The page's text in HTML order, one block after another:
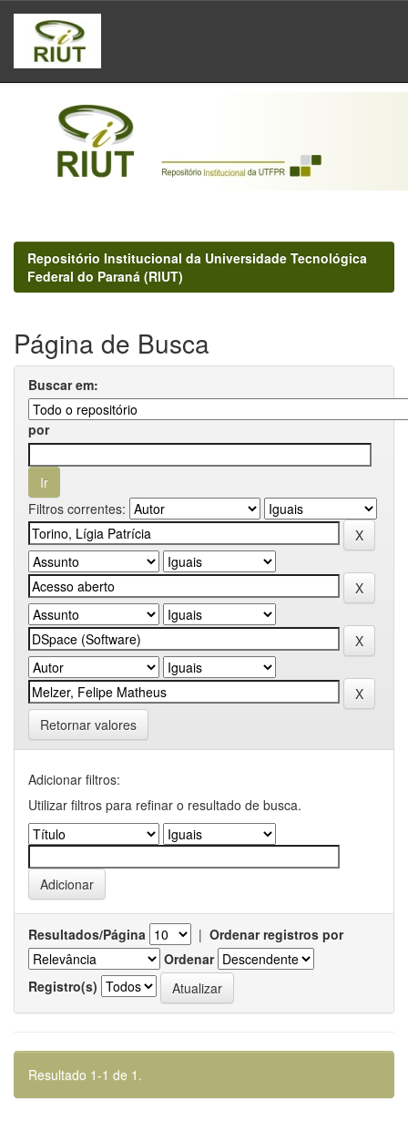
Skip
navigation
Repositório Institucional da Universidade Tecnológica
Federal do Paraná (RIUT)
Página de Busca
Buscar em:
por
Filtros correntes:
Retornar valores
Adicionar filtros:
Utilizar filtros para refinar o resultado de busca.
Resultados/Página | Ordenar registros por
Ordenar
Registro(s)
Resultado 1-1 de 1.